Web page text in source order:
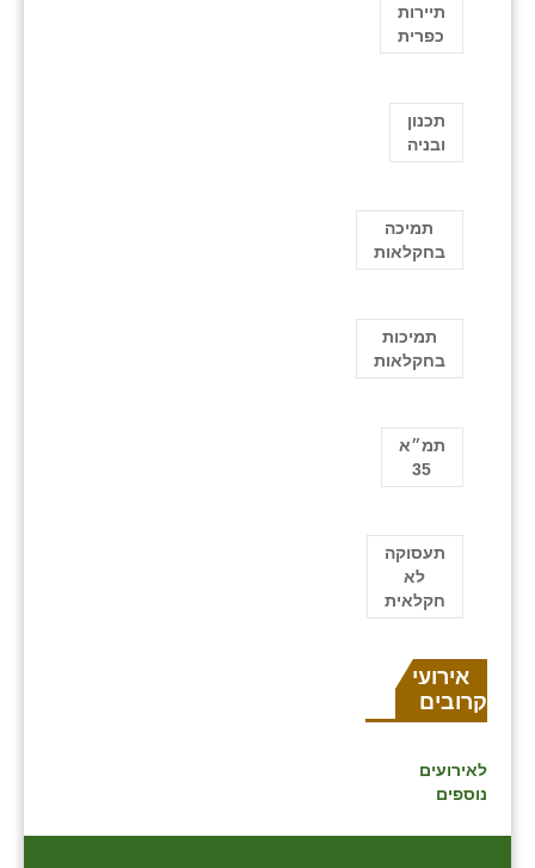
תיירות
כפרית
תכנון
ובניה
תמיכה
בחקלאות
תמיכות
בחקלאות
תמ״א
35
תעסוקה
לא
חקלאית
אירועים
קרובים
לאירועים
נוספים